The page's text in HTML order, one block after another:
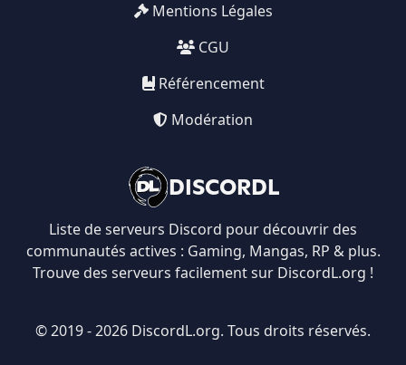
DISCORDL
Liste de serveurs Discord pour découvrir des
communautés actives : Gaming, Mangas, RP & plus.
Trouve des serveurs facilement sur DiscordL.org !
Mentions Légales
CGU
Référencement
Modération
© 2019 - 2026 DiscordL.org. Tous droits réservés.